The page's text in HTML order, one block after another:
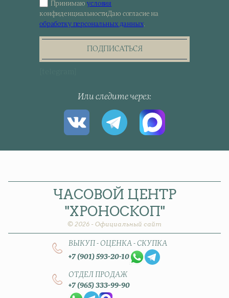
Sign
up
for
the
Принимаюусловия
конфиденциальностиДаю согласие на
обработку персональных данных.
ПОДПИСАТЬСЯ
Или следите через
ЧАСОВОЙ ЦЕНТР
"ХРОНОСКОП"
© 2026 - Официальный сайт
ВЫКУП - ОЦЕНКА - СКУПКА
+7 (901) 593-20-10
ОТДЕЛ ПРОДАЖ
+7 (965) 333-99-90